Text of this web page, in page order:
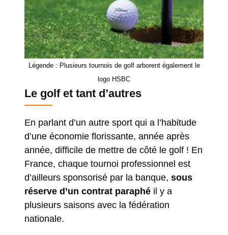
Légende : Plusieurs tournois de golf arborent également le
logo HSBC
Le golf et tant d’autres
En parlant d’un autre sport qui a l’habitude
d’une économie florissante, année après
année, difficile de mettre de côté le golf ! En
France, chaque tournoi professionnel est
d’ailleurs sponsorisé par la banque, sous
réserve d’un contrat paraphé il y a
plusieurs saisons avec la fédération
nationale.